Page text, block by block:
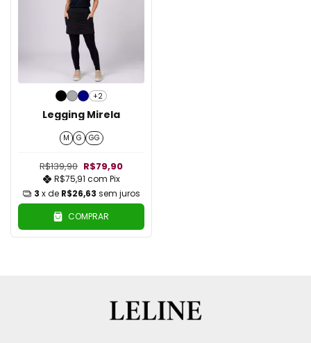
+2
Legging Mirela
M G GG
R$139,90 R$79,90
R$75,91 com Pix
3 x de R$26,63 sem juros
COMPRAR